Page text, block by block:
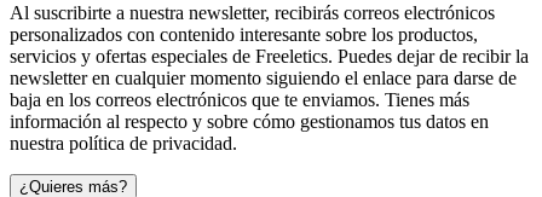
Al suscribirte a nuestra newsletter, recibirás correos electrónicos
personalizados con contenido interesante sobre los productos,
servicios y ofertas especiales de Freeletics. Puedes dejar de recibir la
newsletter en cualquier momento siguiendo el enlace para darse de
baja en los correos electrónicos que te enviamos. Tienes más
información al respecto y sobre cómo gestionamos tus datos en
nuestra política de privacidad.
¿Quieres más?